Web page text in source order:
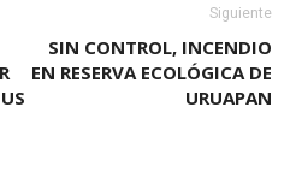
Siguiente
SIN CONTROL, INCENDIO
EN RESERVA ECOLÓGICA DE
URUAPAN